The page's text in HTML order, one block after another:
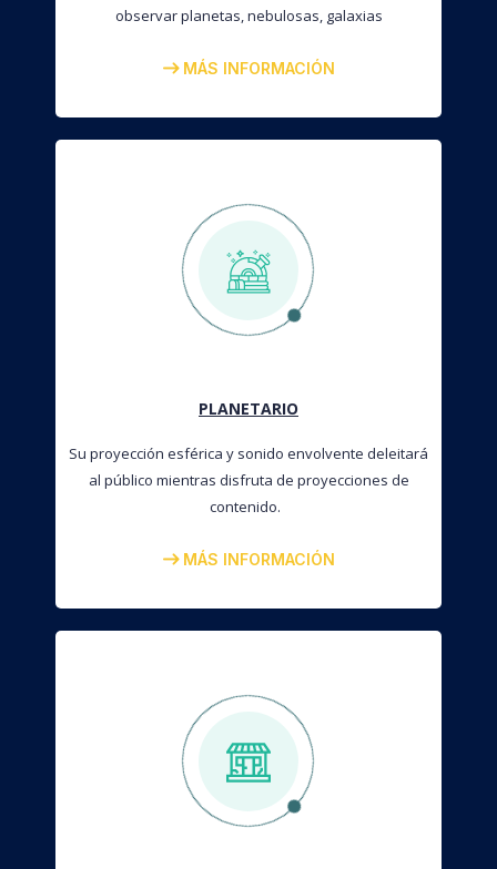
observar planetas, nebulosas, galaxias
MÁS INFORMACIÓN
PLANETARIO
Su proyección esférica y sonido envolvente deleitará
al público mientras disfruta de proyecciones de
contenido.
MÁS INFORMACIÓN